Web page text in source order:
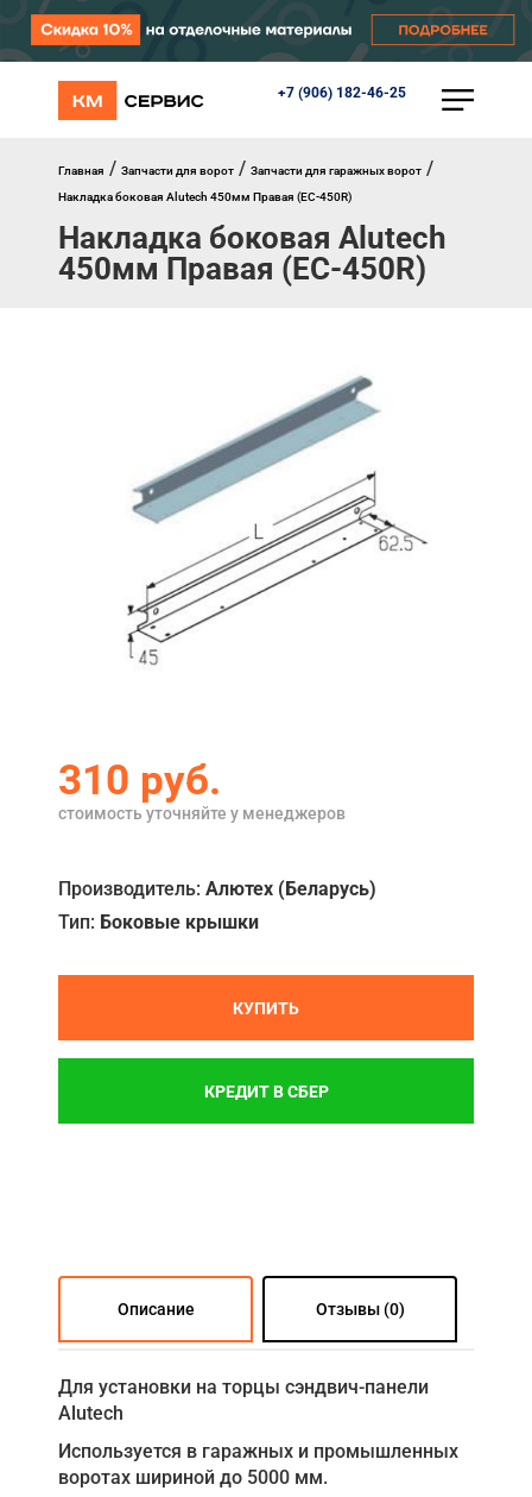
+7 (906) 182-46-25
КАТАЛОГ
Перегрузочное оборудование
Уличные калитки
Шлагбаумы
Противопожарные ворота
Примеры работ
Кредит
О компании
Отзывы
Главная / Запчасти для ворот / Запчасти для гаражных ворот /
Накладка боковая Alutech 450мм Правая (EC-450R)
Накладка боковая Alutech
450мм Правая (EC-450R)
310 руб.
стоимость уточняйте у менеджеров
Производитель: Алютех (Беларусь)
Тип: Боковые крышки
КУПИТЬ
КРЕДИТ В СБЕР
Описание Отзывы (0)
Для установки на торцы сэндвич-панели
Alutech
Используется в гаражных и промышленных
воротах шириной до 5000 мм.